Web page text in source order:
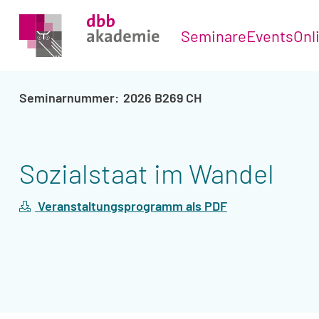
SeminareEvents
2026 B269 CH
Sozialstaat im Wandel
Veranstaltungsprogramm als PDF